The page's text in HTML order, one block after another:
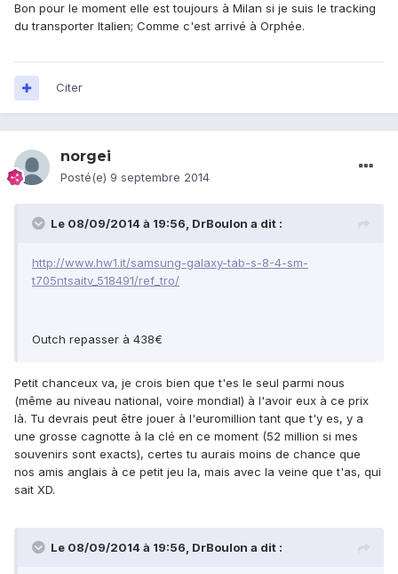
Bon pour le moment elle est toujours à Milan si je suis le tracking
du transporter Italien; Comme c'est arrivé à Orphée.
Citer
norgei
Posté(e) 9 septembre 2014
Le 08/09/2014 à 19:56, DrBoulon a dit :
http://www.hw1.it/samsung-galaxy-tab-s-8-4-sm-
t705ntsaitv_518491/ref_tro/
Outch repasser à 438€
Petit chanceux va, je crois bien que t'es le seul parmi nous
(même au niveau national, voire mondial) à l'avoir eux à ce prix
là. Tu devrais peut être jouer à l'euromillion tant que t'y es, y a
une grosse cagnotte à la clé en ce moment (52 million si mes
souvenirs sont exacts), certes tu aurais moins de chance que
nos amis anglais à ce petit jeu la, mais avec la veine que t'as, qui
sait XD.
Le 08/09/2014 à 19:56, DrBoulon a dit :